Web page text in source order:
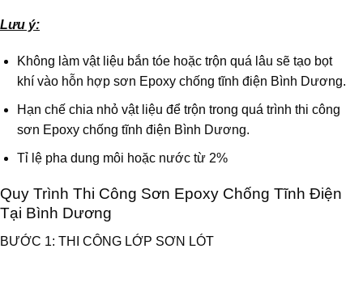
Lưu ý:
Không làm vật liệu bắn tóe hoặc trộn quá lâu sẽ tạo bọt
khí vào hỗn hợp sơn Epoxy chống tĩnh điện Bình Dương.
Hạn chế chia nhỏ vật liệu để trộn trong quá trình thi công
sơn Epoxy chống tĩnh điện Bình Dương.
Tỉ lệ pha dung môi hoặc nước từ 2%
Quy Trình Thi Công Sơn Epoxy Chống Tĩnh Điện
Tại Bình Dương
BƯỚC 1: THI CÔNG LỚP SƠN LÓT